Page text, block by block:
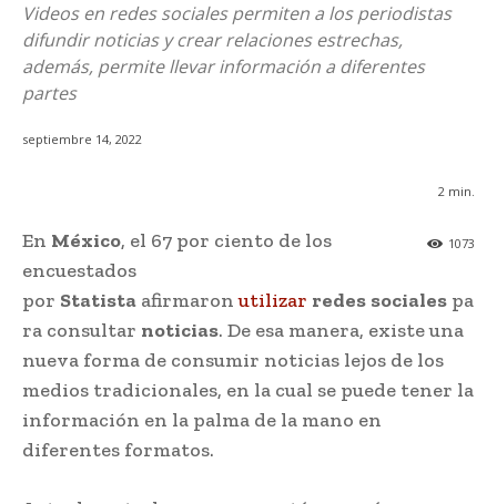
Videos en redes sociales permiten a los periodistas
difundir noticias y crear relaciones estrechas,
además, permite llevar información a diferentes
partes
septiembre 14, 2022
2 min.
1073
En México, el 67 por ciento de los
encuestados
por Statista afirmaronutilizar redes sociales pa
ra consultar noticias. De esa manera, existe una
nueva forma de consumir noticias lejos de los
medios tradicionales, en la cual se puede tener la
información en la palma de la mano en
diferentes formatos.